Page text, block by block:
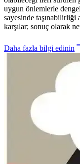
uygun önlemlerle
sayesinde taşınabilirliği
karşılar; sonuç olarak
Daha fazla bilgi edinin